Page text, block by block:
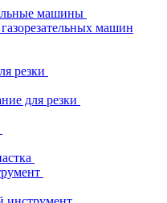
машины
машин
резки
для резки